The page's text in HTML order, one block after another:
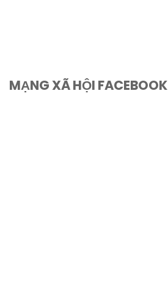
MẠNG XÃ HỘI FACEBOOK